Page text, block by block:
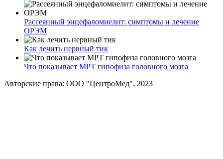
Рассеянный энцефаломиелит: симптомы и лечение
ОРЭМ
Как лечить нервный тик
Что показывает МРТ гипофиза головного мозга
Авторские права: ООО "ЦентроМед", 2023